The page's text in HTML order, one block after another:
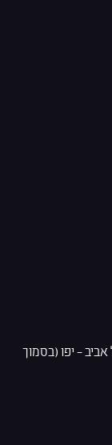
1, רמת אביב, תל אביב – יפו (בסמוך